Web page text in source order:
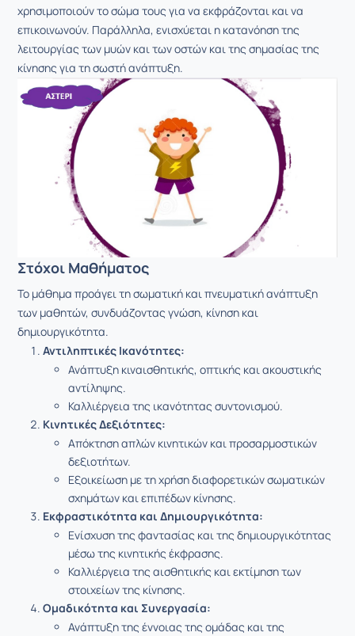
χρησιμοποιούν το σώμα τους για να εκφράζονται και να
επικοινωνούν. Παράλληλα, ενισχύεται η κατανόηση της
λειτουργίας των μυών και των οστών και της σημασίας της
κίνησης για τη σωστή ανάπτυξη.
Στόχοι Μαθήματος
Το μάθημα προάγει τη σωματική και πνευματική ανάπτυξη
των μαθητών, συνδυάζοντας γνώση, κίνηση και
δημιουργικότητα.
Αντιληπτικές Ικανότητες:
Ανάπτυξη κιναισθητικής, οπτικής και ακουστικής
αντίληψης.
Καλλιέργεια της ικανότητας συντονισμού.
Κινητικές Δεξιότητες:
Απόκτηση απλών κινητικών και προσαρμοστικών
δεξιοτήτων.
Εξοικείωση με τη χρήση διαφορετικών σωματικών
σχημάτων και επιπέδων κίνησης.
Εκφραστικότητα και Δημιουργικότητα:
Ενίσχυση της φαντασίας και της δημιουργικότητας
μέσω της κινητικής έκφρασης.
Καλλιέργεια της αισθητικής και εκτίμηση των
στοιχείων της κίνησης.
Ομαδικότητα και Συνεργασία:
Ανάπτυξη της έννοιας της ομάδας και της